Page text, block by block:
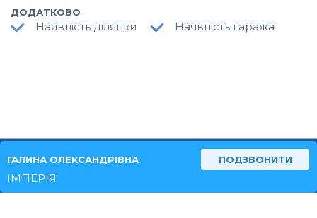
ГАЛИНА ОЛЕКСАНДРІВНА ПОДЗВОНИТИ
ІМПЕРІЯ
ДОДАТКОВО
Наявність ділянки Наявність гаража
ТЕХ.ПІДТРИМКА
© 2026 REALNO.ESTATE ВСІ ПРАВА ЗАХИЩЕНО.